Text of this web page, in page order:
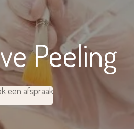
Peeling
een afspraak